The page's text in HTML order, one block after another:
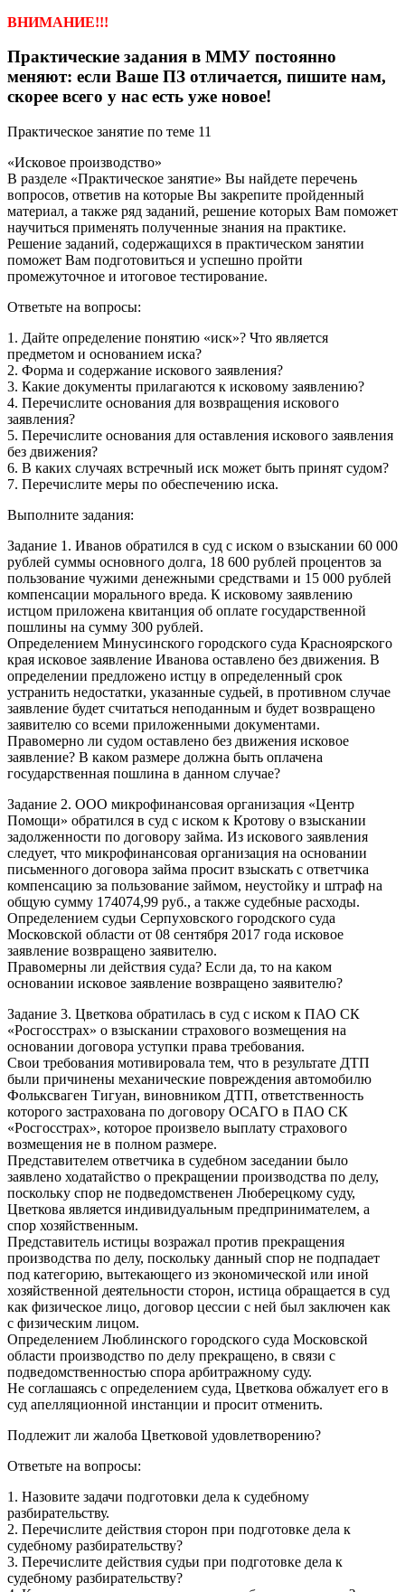
ВНИМАНИЕ!!!
Практические задания в ММУ постоянно
меняют: если Ваше ПЗ отличается, пишите нам,
скорее всего у нас есть уже новое!
Практическое занятие по теме 11
«Исковое производство»
В разделе «Практическое занятие» Вы найдете перечень
вопросов, ответив на которые Вы закрепите пройденный
материал, а также ряд заданий, решение которых Вам поможет
научиться применять полученные знания на практике.
Решение заданий, содержащихся в практическом занятии
поможет Вам подготовиться и успешно пройти
промежуточное и итоговое тестирование.
Ответьте на вопросы:
1. Дайте определение понятию «иск»? Что является
предметом и основанием иска?
2. Форма и содержание искового заявления?
3. Какие документы прилагаются к исковому заявлению?
4. Перечислите основания для возвращения искового
заявления?
5. Перечислите основания для оставления искового заявления
без движения?
6. В каких случаях встречный иск может быть принят судом?
7. Перечислите меры по обеспечению иска.
Выполните задания:
Задание 1. Иванов обратился в суд с иском о взыскании 60 000
рублей суммы основного долга, 18 600 рублей процентов за
пользование чужими денежными средствами и 15 000 рублей
компенсации морального вреда. К исковому заявлению
истцом приложена квитанция об оплате государственной
пошлины на сумму 300 рублей.
Определением Минусинского городского суда Красноярского
края исковое заявление Иванова оставлено без движения. В
определении предложено истцу в определенный срок
устранить недостатки, указанные судьей, в противном случае
заявление будет считаться неподанным и будет возвращено
заявителю со всеми приложенными документами.
Правомерно ли судом оставлено без движения исковое
заявление? В каком размере должна быть оплачена
государственная пошлина в данном случае?
Задание 2. ООО микрофинансовая организация «Центр
Помощи» обратился в суд с иском к Кротову о взыскании
задолженности по договору займа. Из искового заявления
следует, что микрофинансовая организация на основании
письменного договора займа просит взыскать с ответчика
компенсацию за пользование займом, неустойку и штраф на
общую сумму 174074,99 руб., а также судебные расходы.
Определением судьи Серпуховского городского суда
Московской области от 08 сентября 2017 года исковое
заявление возвращено заявителю.
Правомерны ли действия суда? Если да, то на каком
основании исковое заявление возвращено заявителю?
Задание 3. Цветкова обратилась в суд с иском к ПАО СК
«Росгосстрах» о взыскании страхового возмещения на
основании договора уступки права требования.
Свои требования мотивировала тем, что в результате ДТП
были причинены механические повреждения автомобилю
Фольксваген Тигуан, виновником ДТП, ответственность
которого застрахована по договору ОСАГО в ПАО СК
«Росгосстрах», которое произвело выплату страхового
возмещения не в полном размере.
Представителем ответчика в судебном заседании было
заявлено ходатайство о прекращении производства по делу,
поскольку спор не подведомственен Люберецкому суду,
Цветкова является индивидуальным предпринимателем, а
спор хозяйственным.
Представитель истицы возражал против прекращения
производства по делу, поскольку данный спор не подпадает
под категорию, вытекающего из экономической или иной
хозяйственной деятельности сторон, истица обращается в суд
как физическое лицо, договор цессии с ней был заключен как
с физическим лицом.
Определением Люблинского городского суда Московской
области производство по делу прекращено, в связи с
подведомственностью спора арбитражному суду.
Не соглашаясь с определением суда, Цветкова обжалует его в
суд апелляционной инстанции и просит отменить.
Подлежит ли жалоба Цветковой удовлетворению?
Ответьте на вопросы:
1. Назовите задачи подготовки дела к судебному
разбирательству.
2. Перечислите действия сторон при подготовке дела к
судебному разбирательству?
3. Перечислите действия судьи при подготовке дела к
судебному разбирательству?